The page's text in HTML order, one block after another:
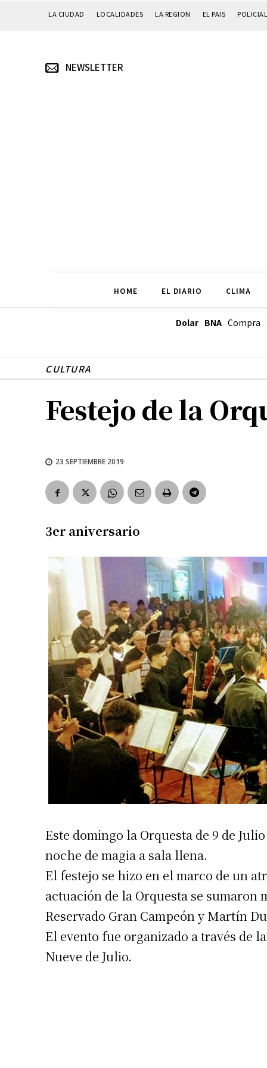
LA CIUDAD LOCALIDADES LA REGION EL PAIS
NEWSLETTER
HOME EL DIARIO CLIMA
Dolar BNACompra
CULTURA
Festejo de la
23 SEPTIEMBRE 2019
3er aniversario
Este domingo la Orquesta de 9 de
noche de magia a sala llena.
El festejo se hizo en el marco de un
actuación de la Orquesta se sumaron
Reservado Gran Campeón y Martín
El evento fue organizado a través de
Nueve de Julio.